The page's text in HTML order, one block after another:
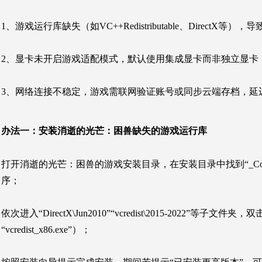
1、游戏运行库缺失（如VC++Redistributable、DirectX等），
2、显卡未开启游戏适配模式，默认使用集成显卡而非独立显
3、网络连接不稳定，游戏需联网验证账号或同步云端存档，
办法一： 安装消逝的光芒：困兽缺失的游戏运行库
打开消逝的光芒： 困兽的游戏安装目录，在安装目录中找到
序；
依次进入“DirectX\Jun2010”“vcredist\2015-2022”等子文件夹，
“vcredist_x86.exe”）；